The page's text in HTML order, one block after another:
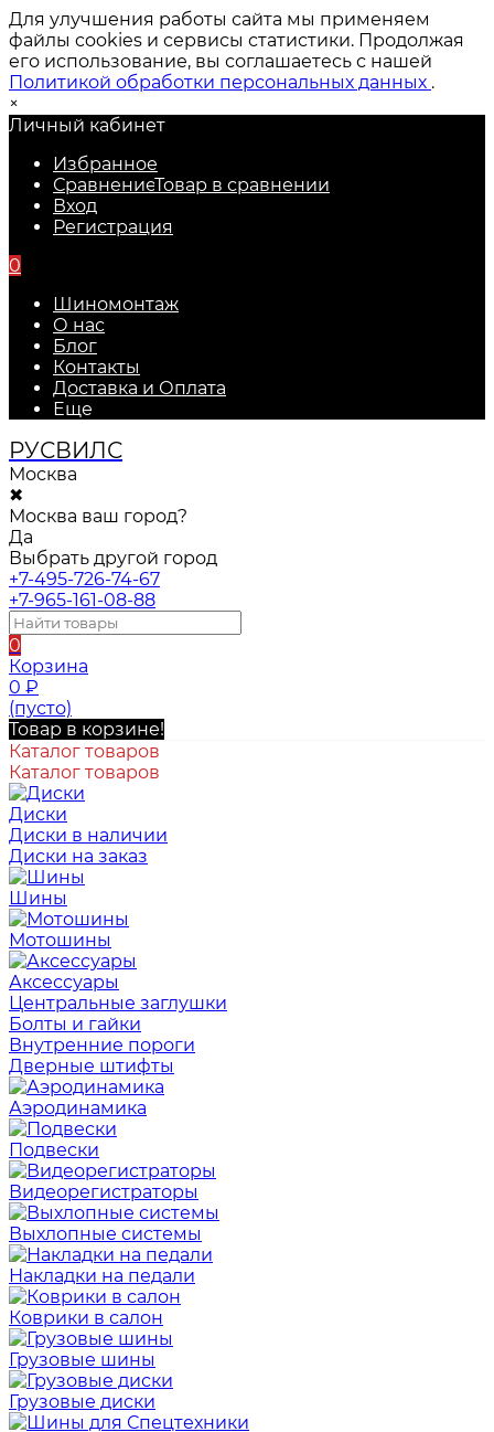
Для улучшения работы сайта мы применяем
файлы cookies и сервисы статистики. Продолжая
его использование, вы соглашаетесь с нашей
Политикой обработки персональных данных .
×
Личный кабинет
Избранное
СравнениеТовар в сравнении
Вход
Регистрация
0
Шиномонтаж
О нас
Блог
Контакты
Доставка и Оплата
Еще
РУСВИЛС
Москва
✖
Москва ваш город?
Да
Выбрать другой город
+7-495-726-74-67
+7-965-161-08-88
0
Корзина
0 ₽
(пусто)
Товар в корзине!
Каталог товаров
Каталог товаров
Диски
Диски в наличии
Диски на заказ
Шины
Мотошины
Аксессуары
Центральные заглушки
Болты и гайки
Внутренние пороги
Дверные штифты
Аэродинамика
Подвески
Видеорегистраторы
Выхлопные системы
Накладки на педали
Коврики в салон
Грузовые шины
Грузовые диски